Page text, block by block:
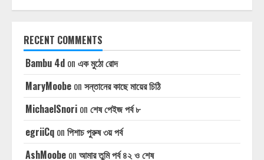
RECENT COMMENTS
Bambu 4d on এক মুঠো রোদ
MaryMoobe on সন্তানের কাছে মায়ের চিঠি
MichaelSnori on শেষ পেইজ পর্ব ৮
egriiCq on পিশাচ পুরুষ ৩য় পর্ব
AshMoobe on আমার তুমি পর্ব ৪২ ও শেষ